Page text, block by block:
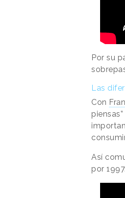
Por su
Las
Con
Así
por